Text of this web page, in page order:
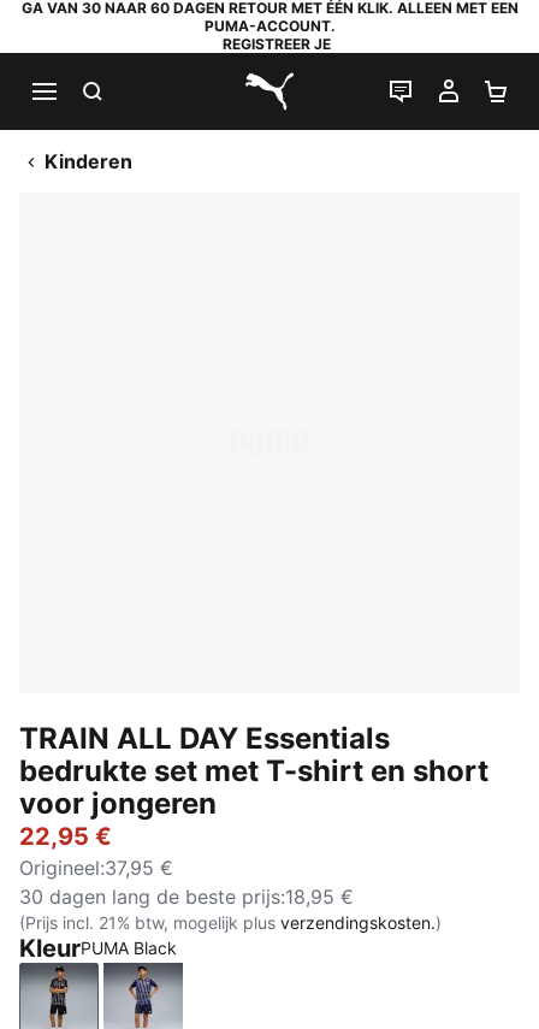
GA VAN 30 NAAR 60 DAGEN RETOUR MET ÉÉN KLIK. ALLEEN MET EEN
PUMA-ACCOUNT.
REGISTREER JE
PUMA.com
LIVE CHAT
MIJN
Kinderen
TRAIN ALL DAY Essentials
bedrukte set met T-shirt en short
voor jongeren
22,95 €
Origineel:37,95 €
30 dagen lang de beste prijs:18,95 €
(Prijs incl. 21% btw, mogelijk plus verzendingskosten.)
KleurPUMA Black
PUMA BlackNew Navy